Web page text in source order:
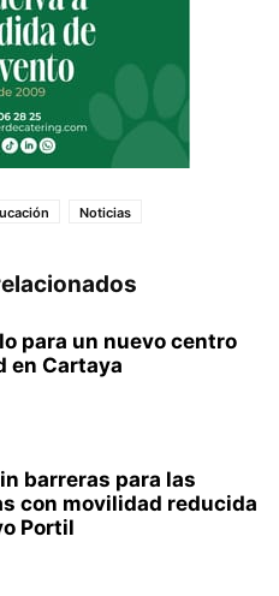
Noticias
para un nuevo centro
en Cartaya
barreras para las
con movilidad reducida
Portil